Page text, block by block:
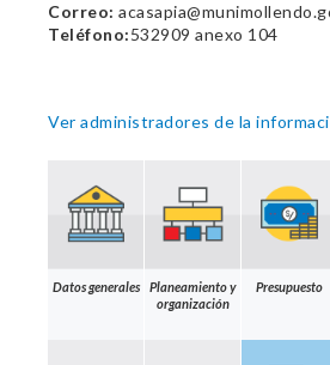
Correo:
Teléfono:532909 anexo 104
Ver administradores de la
Datos generales
Planeamiento y
organización
Presupuesto